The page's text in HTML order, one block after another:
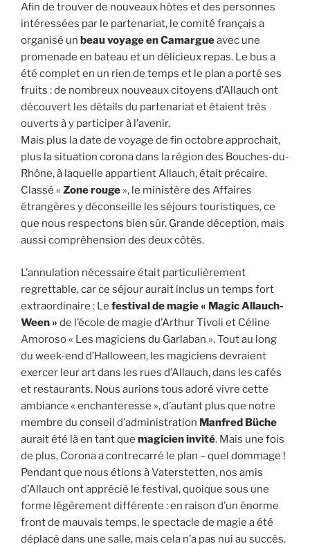
Afin de trouver de nouveaux hôtes et des personnes
intéressées par le partenariat, le comité français a
organisé un beau voyage en Camargueavec une
promenade en bateau et un délicieux repas. Le bus a
été complet en un rien de temps et le plan a porté ses
fruits : de nombreux nouveaux citoyens d’Allauch ont
découvert les détails du partenariat et étaient très
ouverts à y participer à l’avenir.
Mais plus la date de voyage de fin octobre approchait,
plus la situation corona dans la région des Bouches-du-
Rhône, à laquelle appartient Allauch, était précaire.
Classé « Zone rouge », le ministère des Affaires
étrangères y déconseille les séjours touristiques, ce
que nous respectons bien sûr. Grande déception, mais
aussi compréhension des deux côtés.
L’annulation nécessaire était particulièrement
regrettable, car ce séjour aurait inclus un temps fort
extraordinaire : Le festival de magie « Magic Allauch-
Ween » de l’école de magie d’Arthur Tivoli et Céline
Amoroso « Les magiciens du Garlaban ». Tout au long
du week-end d’Halloween, les magiciens devraient
exercer leur art dans les rues d’Allauch, dans les cafés
et restaurants. Nous aurions tous adoré vivre cette
ambiance « enchanteresse », d’autant plus que notre
membre du conseil d’administration Manfred Büche
aurait été là en tant que magicien invité. Mais une fois
de plus, Corona a contrecarré le plan – quel dommage !
Pendant que nous étions à Vaterstetten, nos amis
d’Allauch ont apprécié le festival, quoique sous une
forme légèrement différente : en raison d’un énorme
front de mauvais temps, le spectacle de magie a été
déplacé dans une salle, mais cela n’a pas nui au succès.